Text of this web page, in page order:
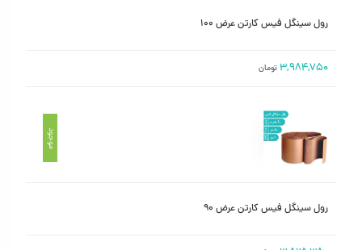
رول سینگل فیس کارتن عرض ۱۰۰
۳,۹۸۴,۷۵۰ تومان
موجود
رول سینگل فیس کارتن عرض ۹۰